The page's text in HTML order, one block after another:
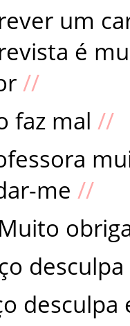
um
é
faz mal
me
Muito
desculpa
desculpa